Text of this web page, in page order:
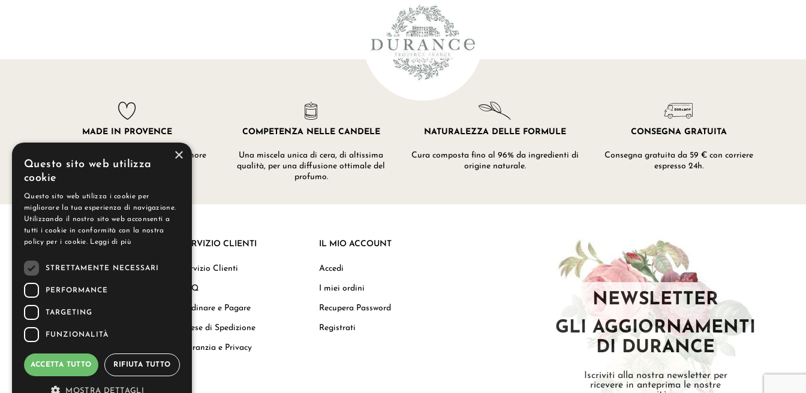
MADE IN PROVENCE
I nostri prodotti sono realizzati con amore
nei nostri laboratori a Grignan.
COMPETENZA NELLE CANDELE
Una miscela unica di cera, di altissima
qualità, per una diffusione ottimale del
profumo.
NATURALEZZA DELLE FORMULE
Cura composta fino al 96% da ingredienti di
origine naturale.
CONSEGNA GRATUITA
Consegna gratuita da 59 € con corriere
espresso 24h.
La nostra storia
Regali aziendali
info@durance.it
SERVIZIO CLIENTI
Servizio Clienti
FAQ
Ordinare e Pagare
Spese di Spedizione
Garanzia e Privacy
IL MIO ACCOUNT
Accedi
I miei ordini
Recupera Password
Registrati
NEWSLETTER
GLI AGGIORNAMENTI
DI DURANCE
Iscriviti alla nostra newsletter per
ricevere in anteprima le nostre
×
Questo sito web utilizza
cookie
Questo sito web utilizza i cookie per
migliorare la tua esperienza di navigazione.
Utilizzando il nostro sito web acconsenti a
tutti i cookie in conformità con la nostra
policy per i cookie. Leggi di più
STRETTAMENTE NECESSARI
PERFORMANCE
TARGETING
FUNZIONALITÀ
ACCETTA TUTTO RIFIUTA TUTTO
MOSTRA DETTAGLI